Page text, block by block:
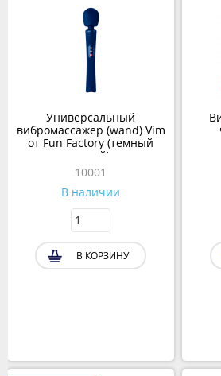
Универсальный
вибромассажер (wand) Vim
от Fun Factory (темный
синий)
10001
В наличии
В КОРЗИНУ